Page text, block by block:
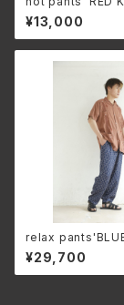
¥13,000
relax
¥29,700